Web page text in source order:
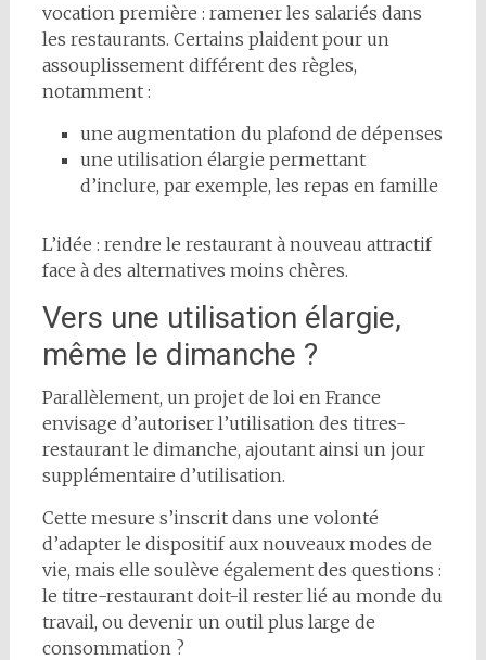
vocation première : ramener les salariés dans
les restaurants. Certains plaident pour un
assouplissement différent des règles,
notamment :
une augmentation du plafond de dépenses
une utilisation élargie permettant
d’inclure, par exemple, les repas en famille
L’idée : rendre le restaurant à nouveau attractif
face à des alternatives moins chères.
Vers une utilisation élargie,
même le dimanche ?
Parallèlement, un projet de loi en France
envisage d’autoriser l’utilisation des titres-
restaurant le dimanche, ajoutant ainsi un jour
supplémentaire d’utilisation.
Cette mesure s’inscrit dans une volonté
d’adapter le dispositif aux nouveaux modes de
vie, mais elle soulève également des questions :
le titre-restaurant doit-il rester lié au monde du
travail, ou devenir un outil plus large de
consommation ?